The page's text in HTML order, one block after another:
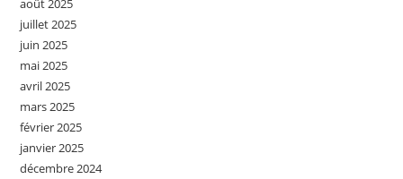
juillet 2025
juin 2025
mai 2025
avril 2025
mars 2025
février 2025
janvier 2025
décembre 2024